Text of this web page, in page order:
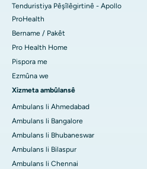
Tenduristiya Pêşîlêgirtinê - Apollo
ProHealth
Bername / Pakêt
Pro Health Home
Pispora me
Ezmûna we
Xizmeta ambûlansê
Ambulans li Ahmedabad
Ambulans li Bangalore
Ambulans li Bhubaneswar
Ambulans li Bilaspur
Ambulans li Chennai